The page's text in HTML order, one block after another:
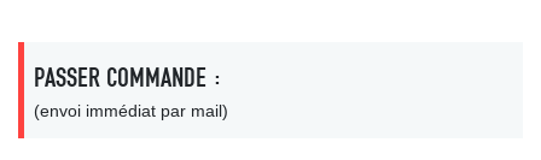
PASSER COMMANDE :
(envoi immédiat par mail)